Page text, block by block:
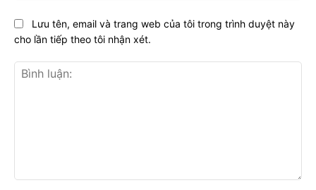
Lưu tên, email và trang web của tôi trong trình duyệt này
cho lần tiếp theo tôi nhận xét.